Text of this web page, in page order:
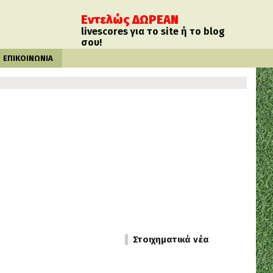
Εντελώς ΔΩΡΕΑΝ
livescores για το site ή το blog
σου!
ΕΠΙΚΟΙΝΩΝΙΑ
Στοιχηματικά νέα